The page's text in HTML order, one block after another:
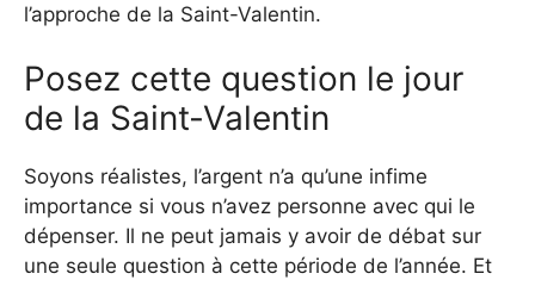
l’approche de la Saint-Valentin.
Posez cette question le jour
de la Saint-Valentin
Soyons réalistes, l’argent n’a qu’une infime
importance si vous n’avez personne avec qui le
dépenser. Il ne peut jamais y avoir de débat sur
une seule question à cette période de l’année. Et